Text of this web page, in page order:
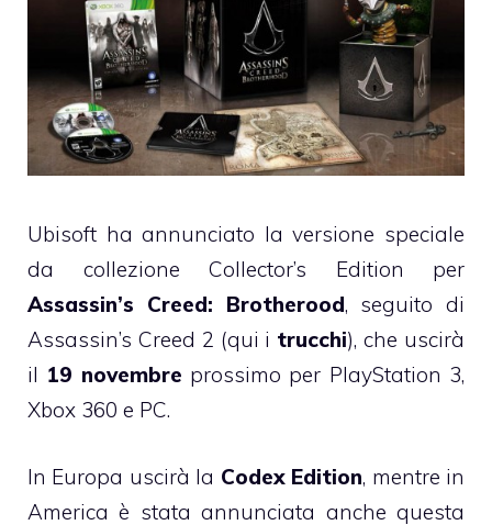
Ubisoft ha annunciato la versione speciale
da collezione Collector’s Edition per
Assassin’s Creed: Brotherood, seguito di
Assassin’s Creed 2 (qui i trucchi), che uscirà
il 19 novembre prossimo per PlayStation 3,
Xbox 360 e PC.
In Europa uscirà la Codex Edition, mentre in
America è stata annunciata anche questa